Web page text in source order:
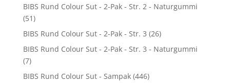
BIBS Rund Colour Sut - 2-Pak - Str. 2 - Naturgummi
(51)
BIBS Rund Colour Sut - 2-Pak - Str. 3 (26)
BIBS Rund Colour Sut - 2-Pak - Str. 3 - Naturgummi
(7)
BIBS Rund Colour Sut - Sampak (446)